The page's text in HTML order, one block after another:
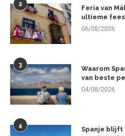
2
Feria van
ultieme
06/08/2026
3
Waarom
van beste
04/08/2026
4
Spanje blijft